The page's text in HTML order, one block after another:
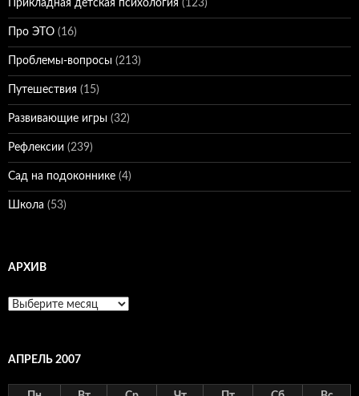
Прикладная детская психология (123)
Про ЭТО (16)
Проблемы-вопросы (213)
Путешествия (15)
Развивающие игры (32)
Рефлексии (239)
Сад на подоконнике (4)
Школа (53)
АРХИВ
Архив
АПРЕЛЬ 2007